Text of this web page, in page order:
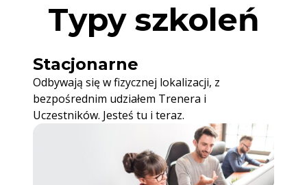
Typy szkoleń
Stacjonarne
Odbywają się w fizycznej lokalizacji, z
bezpośrednim udziałem Trenera i
Uczestników. Jesteś tu i teraz.